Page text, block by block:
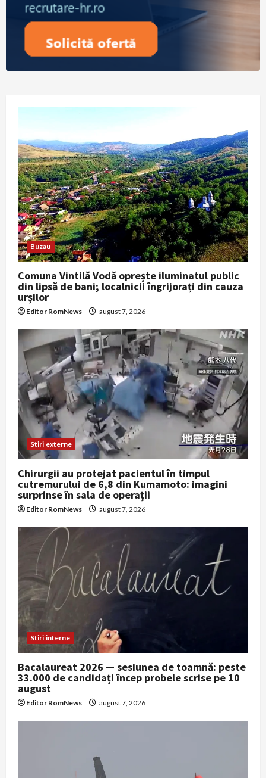
Buzau
Comuna Vintilă Vodă oprește iluminatul public
din lipsă de bani; localnicii îngrijorați din cauza
urșilor
Editor RomNews august 7, 2026
Stiri externe
Chirurgii au protejat pacientul în timpul
cutremurului de 6,8 din Kumamoto: imagini
surprinse în sala de operații
Editor RomNews august 7, 2026
Stiri interne
Bacalaureat 2026 — sesiunea de toamnă: peste
33.000 de candidați încep probele scrise pe 10
august
Editor RomNews august 7, 2026